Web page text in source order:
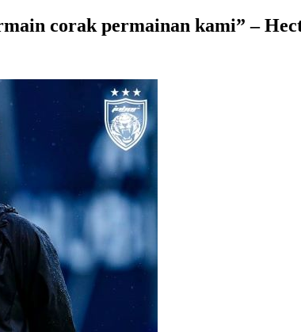
corak permainan kami” –